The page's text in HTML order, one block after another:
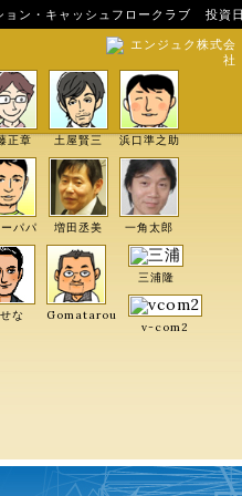
ョン・キャッシュフロークラブ
投資
エンジュク株式会
社
正章 土屋賢三 浜口準之助
パパ 増田丞美 一角太郎
な Gomatarou
三浦隆
v-com2